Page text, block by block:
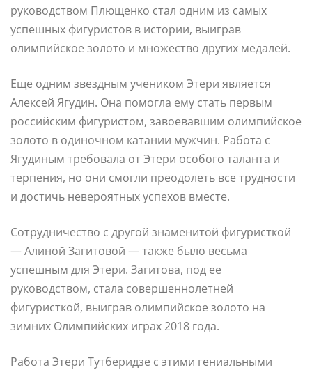
руководством Плющенко стал одним из самых
успешных фигуристов в истории, выиграв
олимпийское золото и множество других медалей.
Еще одним звездным учеником Этери является
Алексей Ягудин. Она помогла ему стать первым
российским фигуристом, завоевавшим олимпийское
золото в одиночном катании мужчин. Работа с
Ягудиным требовала от Этери особого таланта и
терпения, но они смогли преодолеть все трудности
и достичь невероятных успехов вместе.
Сотрудничество с другой знаменитой фигуристкой
— Алиной Загитовой — также было весьма
успешным для Этери. Загитова, под ее
руководством, стала совершеннолетней
фигуристкой, выиграв олимпийское золото на
зимних Олимпийских играх 2018 года.
Работа Этери Тутберидзе с этими гениальными